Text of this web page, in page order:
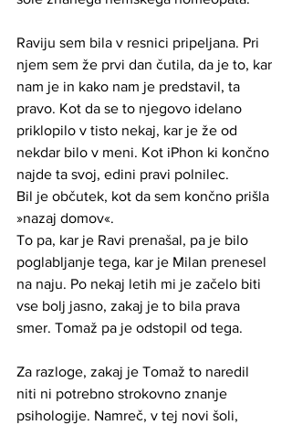
Raviju sem bila v resnici pripeljana. Pri
njem sem že prvi dan čutila, da je to, kar
nam je in kako nam je predstavil, ta
pravo. Kot da se to njegovo idelano
priklopilo v tisto nekaj, kar je že od
nekdar bilo v meni. Kot iPhon ki končno
najde ta svoj, edini pravi polnilec.
Bil je občutek, kot da sem končno prišla
»nazaj domov«.
To pa, kar je Ravi prenašal, pa je bilo
poglabljanje tega, kar je Milan prenesel
na naju. Po nekaj letih mi je začelo biti
vse bolj jasno, zakaj je to bila prava
smer. Tomaž pa je odstopil od tega.
Za razloge, zakaj je Tomaž to naredil
niti ni potrebno strokovno znanje
psihologije. Namreč, v tej novi šoli,